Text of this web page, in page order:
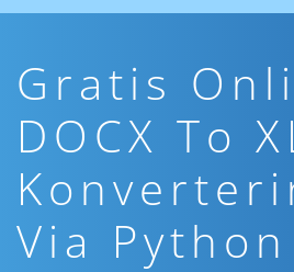
Gratis
DOCX To
Via Python